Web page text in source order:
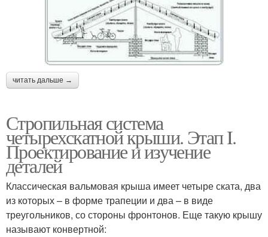
читать дальше →
Стропильная система
четырехскатной крыши. Этап I.
Проектирование и изучение
деталей
Классическая вальмовая крыша имеет четыре ската, два
из которых – в форме трапеции и два – в виде
треугольников, со стороны фронтонов. Еще такую крышу
называют конвертной: